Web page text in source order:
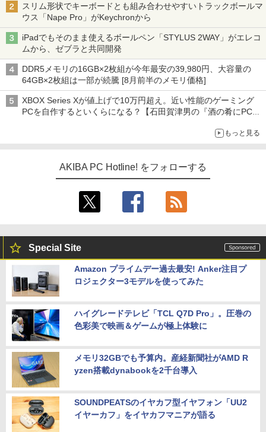
スリム形状でキーボードとも組み合わせやすいトラックボールマ
ウス「Nape Pro」がKeychronから
iPadでもそのまま使えるボールペン「STYLUS 2WAY」がエレコ
ムから、ゼブラと共同開発
DDR5メモリの16GB×2枚組が今年最安の39,980円、大容量の
64GB×2枚組は一部が続騰 [8月前半のメモリ価格]
XBOX Series Xが値上げで10万円超え。近い性能のゲーミング
PCを自作するといくらになる？【石田賀津男の『酒の肴にPCゲ
もっと見る
AKIBA PC Hotline! をフォローする
Special Site
Amazon プライムデー過去最安! Anker注目プ
ロジェクター3モデルを使ってみた
ハイグレードテレビ「TCL Q7D Pro」。圧巻の
色彩美で映画＆ゲームが極上体験に
メモリ32GBでも予算内。産経新聞社がAMD R
yzen搭載dynabookを2千台導入
SOUNDPEATSのイヤカフ型イヤフォン「UU2
イヤーカフ」をイヤカフマニアが語る